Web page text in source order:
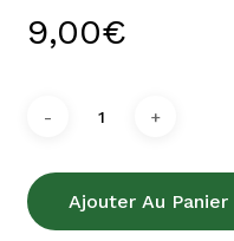
9,00€
Ajouter Au Panier